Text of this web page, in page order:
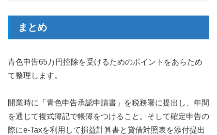
まとめ
青色申告65万円控除を受けるためのポイントをあらため
て整理します。
開業時に「青色申告承認申請書」を税務署に提出し、年間
を通じて複式簿記で帳簿をつけること。そして確定申告の
際にe-Taxを利用して損益計算書と貸借対照表を添付提出